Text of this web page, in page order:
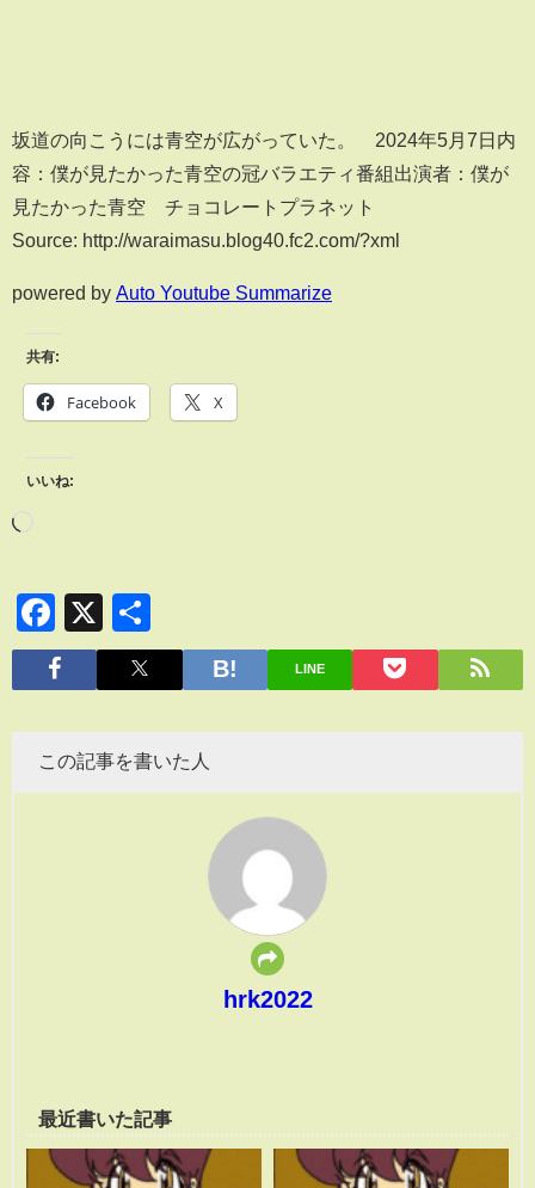
坂道の向こうには青空が広がっていた。 2024年5月7日内
容：僕が見たかった青空の冠バラエティ番組出演者：僕が
見たかった青空 チョコレートプラネット
Source: http://waraimasu.blog40.fc2.com/?xml
powered by Auto Youtube Summarize
共有:
Facebook X
いいね:
Facebook
X
有
LINE
この記事を書いた人
hrk2022
最近書いた記事